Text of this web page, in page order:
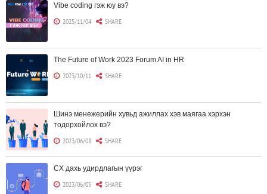
Vibe coding гэж юу вэ?
2025/11/04 SHARE
The Future of Work 2023 Forum AI in HR
2023/10/11 SHARE
Шинэ менежерийн хувьд ажиллах хэв маягаа хэрхэн
тодорхойлох вэ?
2023/06/08 SHARE
CX дахь удирдлагын үүрэг
2023/06/05 SHARE